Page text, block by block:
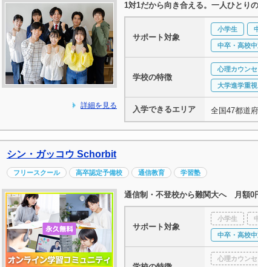
詳細を見る
1対1だから向き合える。一人ひとり
サポート対象
小学生
中卒・高校
学校の特徴
心理カウン
大学進学重視
入学できるエリア 全国47都道
シン・ガッコウ Schorbit
フリースクール 高卒認定予備校 通信教育 学習塾
通信制・不登校から難関大へ 月額0
サポート対象
小学生
中卒・高校
心理カウン